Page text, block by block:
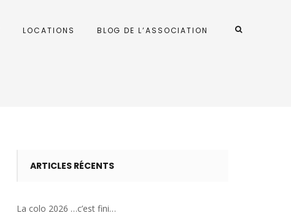
LOCATIONS BLOG DE L’ASSOCIATION
ARTICLES RÉCENTS
La colo 2026 …c’est fini…